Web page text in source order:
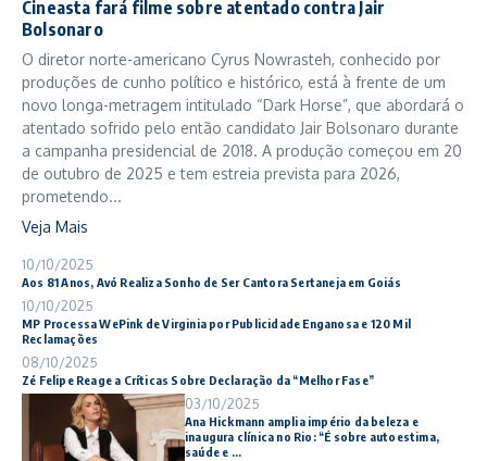
Cineasta fará filme sobre atentado contra Jair
Bolsonaro
O diretor norte-americano Cyrus Nowrasteh, conhecido por
produções de cunho político e histórico, está à frente de um
novo longa-metragem intitulado “Dark Horse”, que abordará o
atentado sofrido pelo então candidato Jair Bolsonaro durante
a campanha presidencial de 2018. A produção começou em 20
de outubro de 2025 e tem estreia prevista para 2026,
prometendo...
Veja Mais
10/10/2025
Aos 81 Anos, Avó Realiza Sonho de Ser Cantora Sertaneja em Goiás
10/10/2025
MP Processa WePink de Virginia por Publicidade Enganosa e 120 Mil
Reclamações
08/10/2025
Zé Felipe Reage a Críticas Sobre Declaração da “Melhor Fase”
03/10/2025
Ana Hickmann amplia império da beleza e
inaugura clínica no Rio: “É sobre autoestima,
saúde e ...